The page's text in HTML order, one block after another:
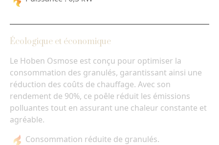
Écologique et économique
Le Hoben Osmose est conçu pour optimiser la
consommation des granulés, garantissant ainsi une
réduction des coûts de chauffage. Avec son
rendement de 90%, ce poêle réduit les émissions
polluantes tout en assurant une chaleur constante et
agréable.
Consommation réduite de granulés.